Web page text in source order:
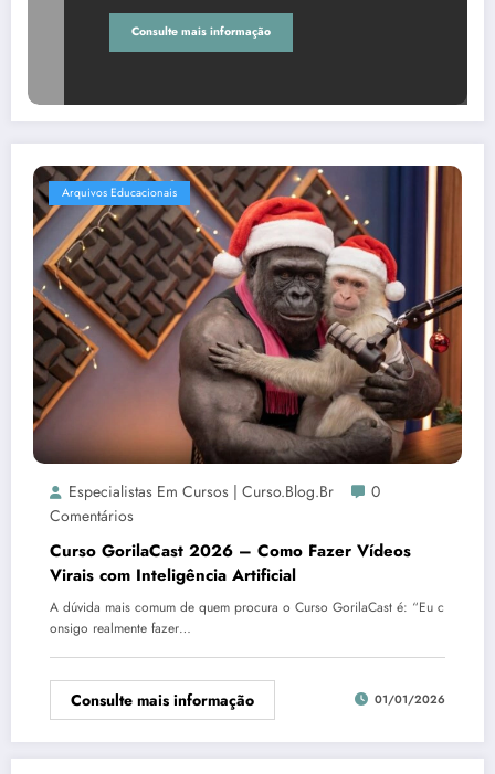
Consulte mais informação
Arquivos Educacionais
Especialistas Em Cursos | Curso.blog.br
0
Comentários
Curso GorilaCast 2026 – Como Fazer Vídeos
Virais com Inteligência Artificial
A dúvida mais comum de quem procura o Curso GorilaCast é: “Eu c
onsigo realmente fazer…
Consulte mais informação 01/01/2026